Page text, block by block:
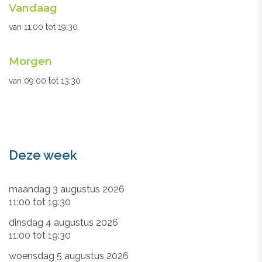
Openingsuren
secretariaat
Vandaag
van 11:00 tot 19:30
Morgen
van 09:00 tot 13:30
Deze week
maandag 3 augustus 2026
11:00 tot 19:30
dinsdag 4 augustus 2026
11:00 tot 19:30
woensdag 5 augustus 2026